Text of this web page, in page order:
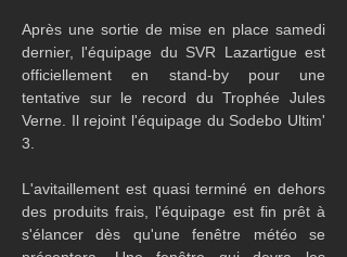
Après une sortie de mise en place samedi
dernier, l'équipage du SVR Lazartigue est
officiellement en stand-by pour une
tentative sur le record du Trophée Jules
Verne. Il rejoint l'équipage du Sodebo Ultim'
3.
L'avitaillement est quasi terminé en dehors
des produits frais, l'équipage est fin prêt à
s'élancer dès qu'une fenêtre météo se